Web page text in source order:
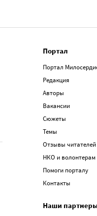
Портал
Портал
Редакция
Авторы
Вакансии
Сюжеты
Темы
Отзывы читателей
НКО и волонтерам
Помоги порталу
Контакты
Наши